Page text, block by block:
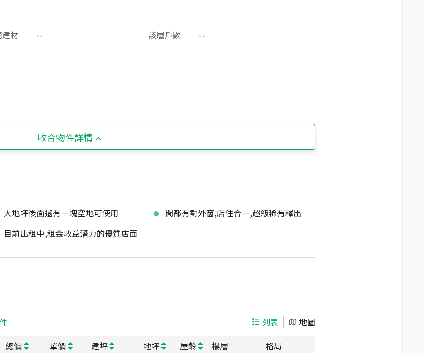
材 -- 該層戶數
--
收合物件詳情
大地坪後面還有一塊空地可使用
間都有對外窗,店住合一,超級稀有釋出
目前出租中,租金收益潛力的優質店面
列表
地圖
總價 單價 建坪 地坪 屋齡 樓層 格局